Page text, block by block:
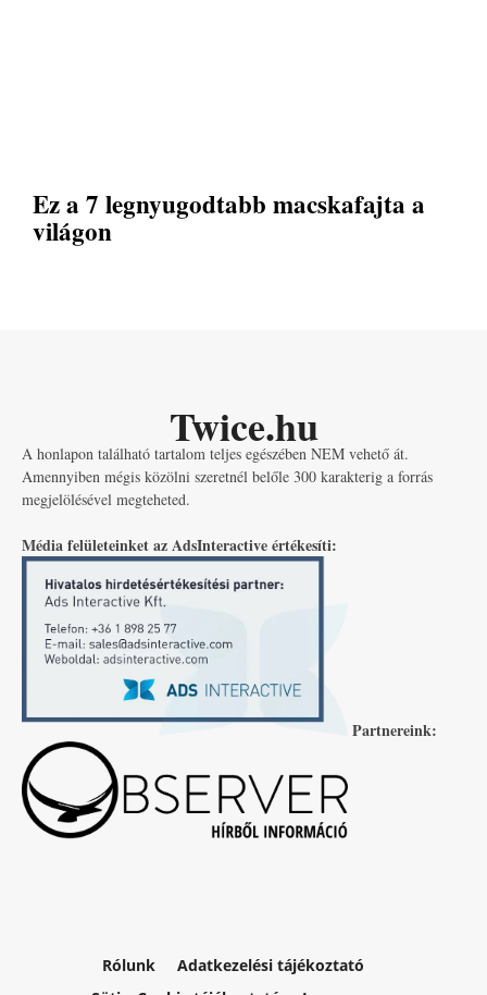
Ez a 7 legnyugodtabb macskafajta a
világon
Twice.hu
A honlapon található tartalom teljes egészében NEM vehető át.
Amennyiben mégis közölni szeretnél belőle 300 karakterig a forrás
megjelölésével megteheted.
Média felületeinket az AdsInteractive értékesíti:
Partnereink:
Rólunk
Adatkezelési tájékoztató